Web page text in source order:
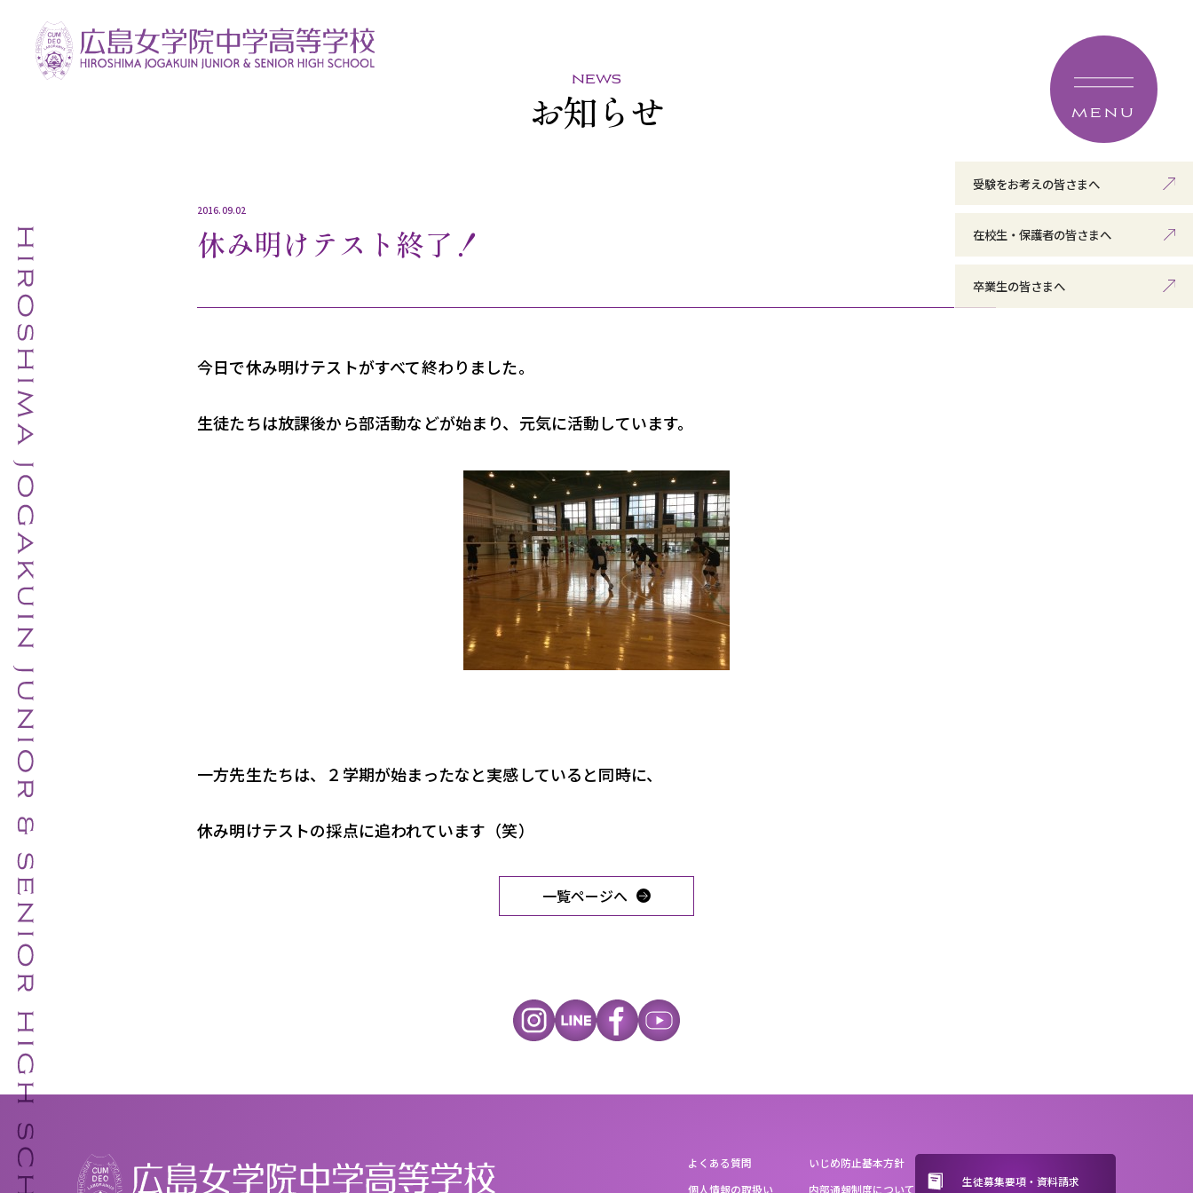
MENU
受験をお考えの皆さまへ
在校生・保護者の皆さまへ
卒業生の皆さまへ
news
お知らせ
2016.09.02
休み明けテスト終了！
今日で休み明けテストがすべて終わりました。
生徒たちは放課後から部活動などが始まり、元気に活動しています。
一方先生たちは、２学期が始まったなと実感していると同時に、
休み明けテストの採点に追われています（笑）
一覧ページへ
よくある質問
個人情報の取扱い
いじめ防止基本方針
内部通報制度について
生徒募集要項・資料請求